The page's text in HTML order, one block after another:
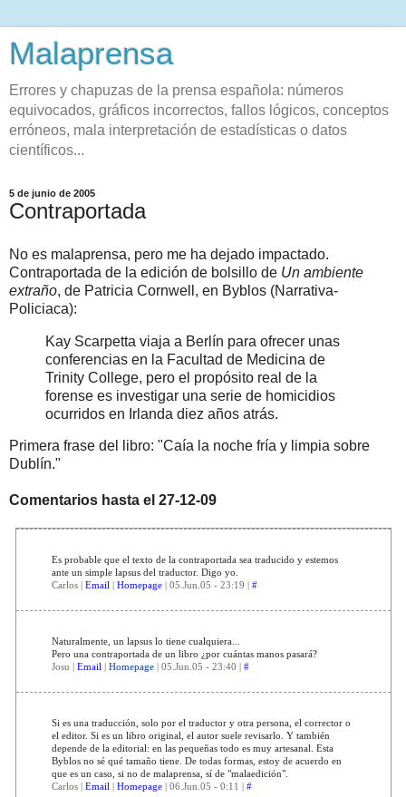
Malaprensa
Errores y chapuzas de la prensa española: números
equivocados, gráficos incorrectos, fallos lógicos, conceptos
erróneos, mala interpretación de estadísticas o datos
científicos...
5 de junio de 2005
Contraportada
No es malaprensa, pero me ha dejado impactado.
Contraportada de la edición de bolsillo de Un ambiente
extraño, de Patricia Cornwell, en Byblos (Narrativa-
Policiaca):
Kay Scarpetta viaja a Berlín para ofrecer unas
conferencias en la Facultad de Medicina de
Trinity College, pero el propósito real de la
forense es investigar una serie de homicidios
ocurridos en Irlanda diez años atrás.
Primera frase del libro: "Caía la noche fría y limpia sobre
Dublín."
Comentarios hasta el 27-12-09
Es probable que el texto de la contraportada sea traducido y estemos
ante un simple lapsus del traductor. Digo yo.
Carlos | Email| Homepage| 05.Jun.05 - 23:19 | #
Naturalmente, un lapsus lo tiene cualquiera...
Pero una contraportada de un libro ¿por cuántas manos pasará?
Josu | Email| Homepage| 05.Jun.05 - 23:40 | #
Si es una traducción, solo por el traductor y otra persona, el corrector o
el editor. Si es un libro original, el autor suele revisarlo. Y también
depende de la editorial: en las pequeñas todo es muy artesanal. Esta
Byblos no sé qué tamaño tiene. De todas formas, estoy de acuerdo en
que es un caso, si no de malaprensa, sí de "malaedición".
Carlos | Email| Homepage| 06.Jun.05 - 0:11 | #